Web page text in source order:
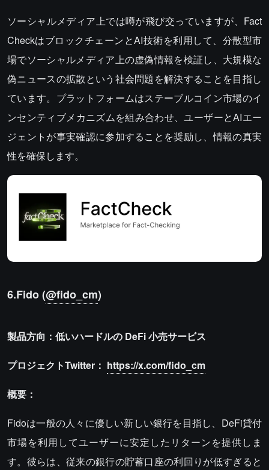
ソーシャルメディア上では噂が飛び交っていますが、Fact
CheckはブロックチェーンとAI技術を利用して、分散型市
場でソーシャルメディア上の虚偽情報を検証し、大規模な
偽ニュースの拡散という社会問題を解決することを目指し
ています。プラットフォームはステーブルコイン市場のイ
ンセンティブメカニズムを組み合わせ、ユーザーとAIエー
ジェントが事実確認に参加することを奨励し、情報の真実
性を確保します。
6.Fido (@fido_cm)
製品方向：低いハードルの DeFi小売サービス
プロジェクトTwitter： https://x.com/fido_cm
概要：
Fidoは一般の人々に優しい新しい銀行を目指し、DeFi貸付
市場を利用してユーザーに安定したリターンを提供しま
す。彼らは、従来の銀行の貯蓄口座の利回りが低すぎると